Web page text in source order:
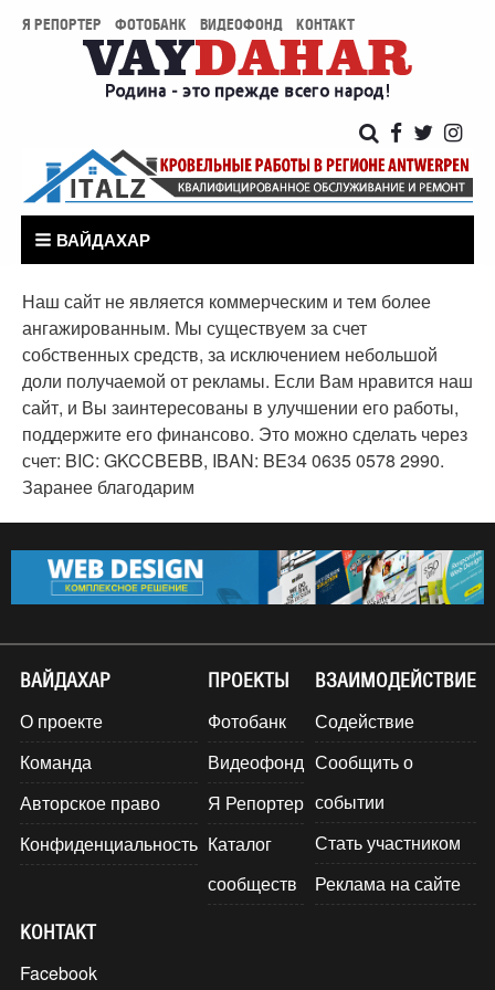
Я РЕПОРТЕР ФОТОБАНК ВИДЕОФОНД КОНТАКТ
ВАЙДАХАР
Наш сайт не является коммерческим и тем более
ангажированным. Мы существуем за счет
собственных средств, за исключением небольшой
доли получаемой от рекламы. Если Вам нравится наш
сайт, и Вы заинтересованы в улучшении его работы,
поддержите его финансово. Это можно сделать через
счет: BIC: GKCCBEBB, IBAN: BE34 0635 0578 2990.
Заранее благодарим
ВАЙДАХАР
О проекте
Команда
Авторское право
Конфиденциальность
ПРОЕКТЫ
Фотобанк
Видеофонд
Я Репортер
Каталог
сообществ
ВЗАИМОДЕЙСТВИЕ
Содействие
Сообщить о
событии
Стать участником
Реклама на сайте
КОНТАКТ
Facebook